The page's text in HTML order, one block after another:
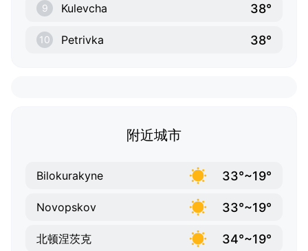
9 Kulevcha 38°
10 Petrivka 38°
附近城市
Bilokurakyne 33°~19°
Novopskov 33°~19°
北顿涅茨克 34°~19°